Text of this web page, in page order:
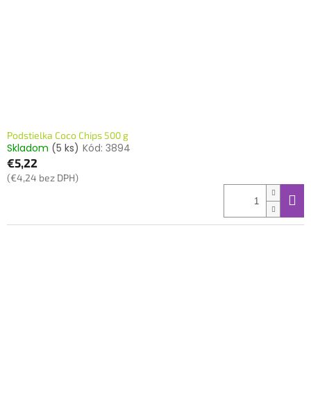
Podstielka Coco Chips 500 g
Skladom (5 ks) Kód: 3894
€5,22
(€4,24 bez DPH)